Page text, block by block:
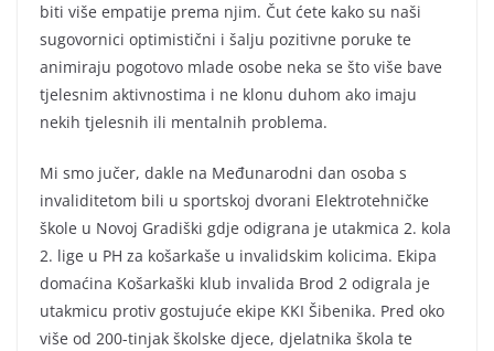
biti više empatije prema njim. Čut ćete kako su naši
sugovornici optimistični i šalju pozitivne poruke te
animiraju pogotovo mlade osobe neka se što više bave
tjelesnim aktivnostima i ne klonu duhom ako imaju
nekih tjelesnih ili mentalnih problema.
Mi smo jučer, dakle na Međunarodni dan osoba s
invaliditetom bili u sportskoj dvorani Elektrotehničke
škole u Novoj Gradiški gdje odigrana je utakmica 2. kola
2. lige u PH za košarkaše u invalidskim kolicima. Ekipa
domaćina Košarkaški klub invalida Brod 2 odigrala je
utakmicu protiv gostujuće ekipe KKI Šibenika. Pred oko
više od 200-tinjak školske djece, djelatnika škola te